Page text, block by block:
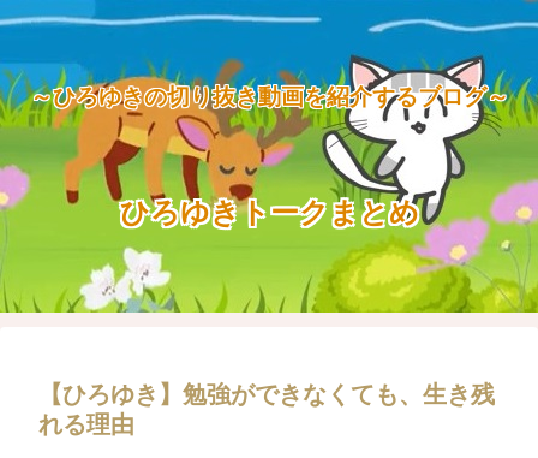
～ひろゆきの切り抜き動画を紹介するブログ～
ひろゆきトークまとめ
【ひろゆき】勉強ができなくても、生き残
れる理由